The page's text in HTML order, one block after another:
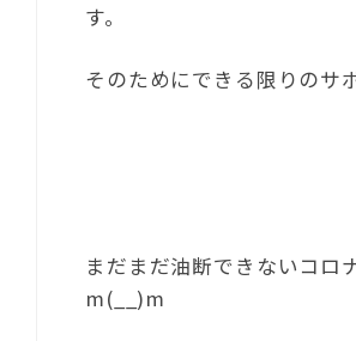
す。
そのためにできる限りのサ
まだまだ油断できないコロ
m(__)m